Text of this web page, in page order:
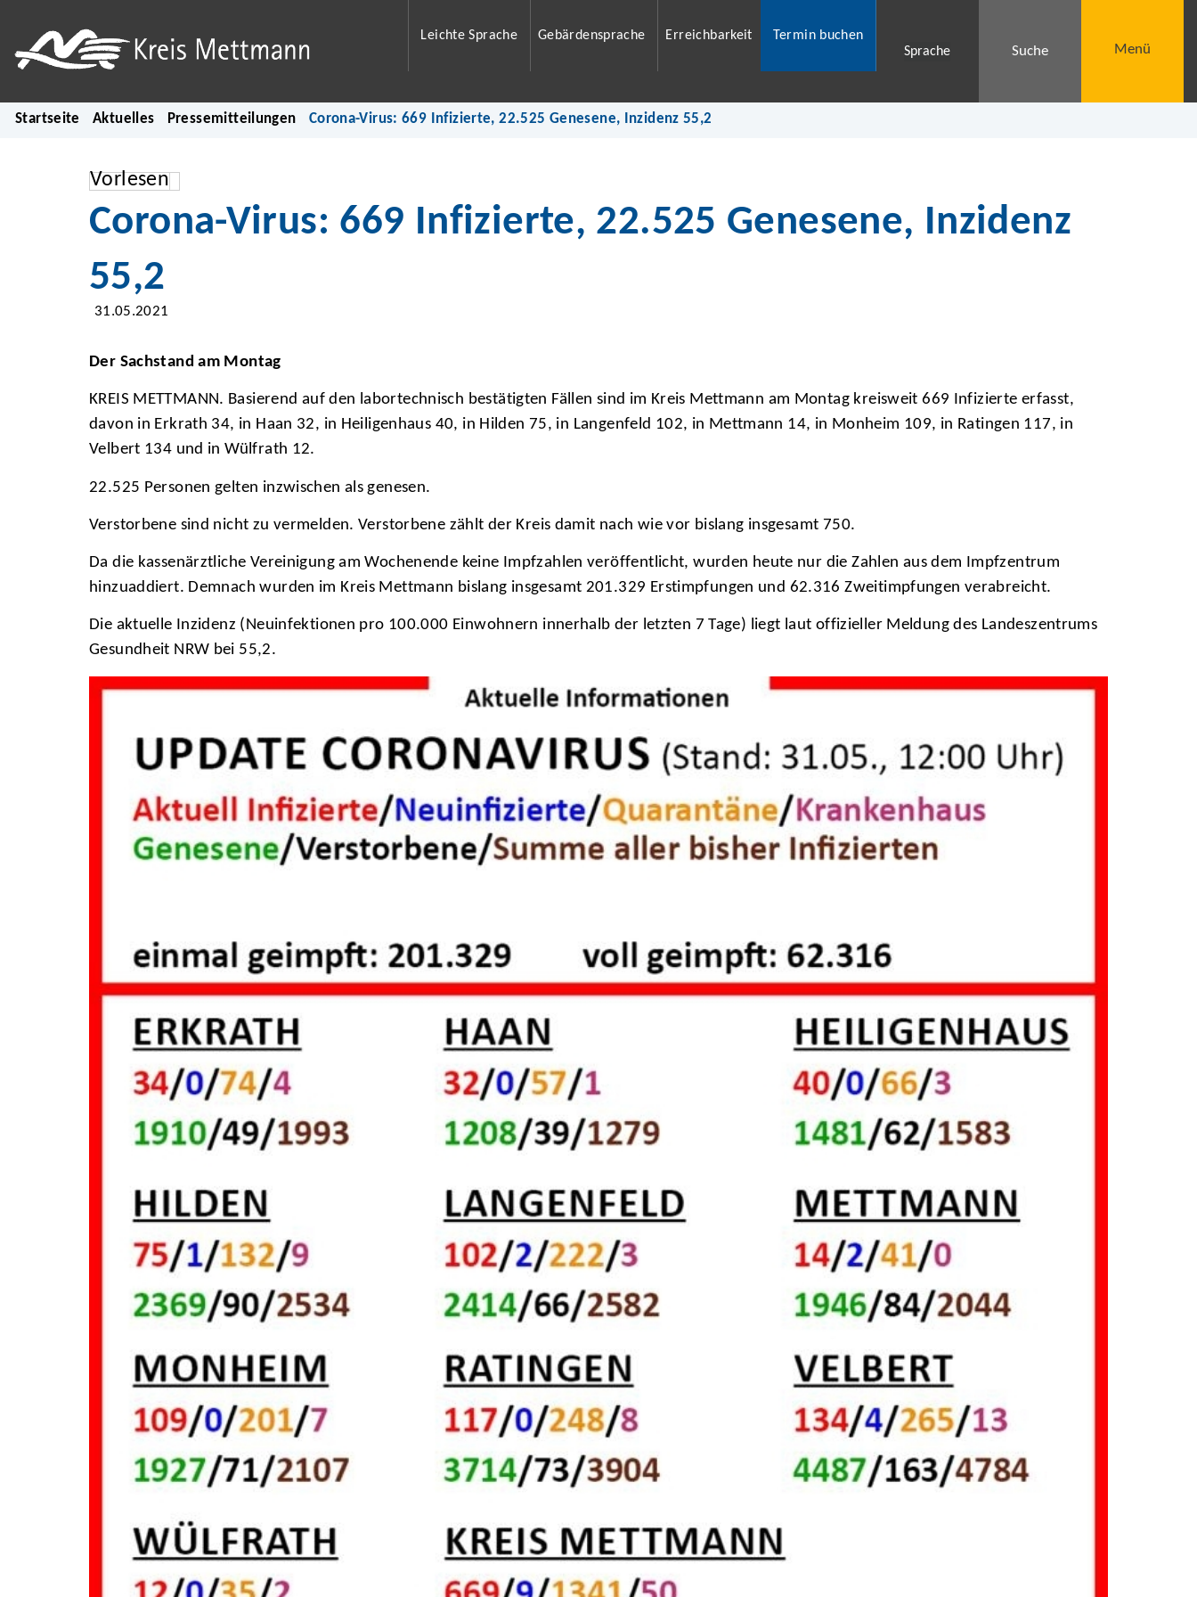
Leichte Sprache Gebärdensprache Erreichbarkeit
Termin buchen
Sprache
Suche Menü
Startseite Aktuelles Pressemitteilungen Corona-Virus: 669 Infizierte, 22.525 Genesene, Inzidenz 55,2
Vorlesen
Corona-Virus: 669 Infizierte, 22.525 Genesene, Inzidenz
55,2
31.05.2021
Der Sachstand am Montag
KREIS METTMANN. Basierend auf den labortechnisch bestätigten Fällen sind im Kreis Mettmann am Montag kreisweit 669 Infizierte erfasst,
davon in Erkrath 34, in Haan 32, in Heiligenhaus 40, in Hilden 75, in Langenfeld 102, in Mettmann 14, in Monheim 109, in Ratingen 117, in
Velbert 134 und in Wülfrath 12.
22.525 Personen gelten inzwischen als genesen.
Verstorbene sind nicht zu vermelden. Verstorbene zählt der Kreis damit nach wie vor bislang insgesamt 750.
Da die kassenärztliche Vereinigung am Wochenende keine Impfzahlen veröffentlicht, wurden heute nur die Zahlen aus dem Impfzentrum
hinzuaddiert. Demnach wurden im Kreis Mettmann bislang insgesamt 201.329 Erstimpfungen und 62.316 Zweitimpfungen verabreicht.
Die aktuelle Inzidenz (Neuinfektionen pro 100.000 Einwohnern innerhalb der letzten 7 Tage) liegt laut offizieller Meldung des Landeszentrums
Gesundheit NRW bei 55,2.